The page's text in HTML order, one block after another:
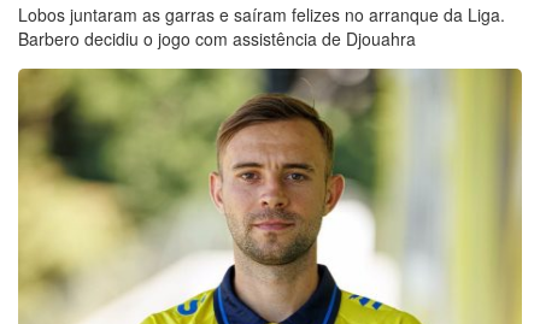
Lobos juntaram as garras e saíram felizes no arranque da Liga.
Barbero decidiu o jogo com assistência de Djouahra